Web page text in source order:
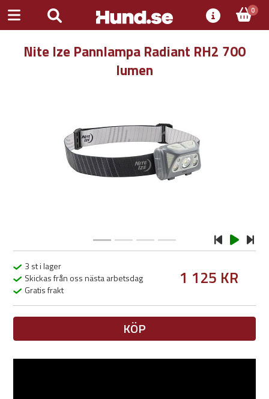
0
Nite Ize Pannlampa Radiant RH2 700
lumen
3 st i lager
Skickas från oss nästa arbetsdag
Gratis frakt
1 125 KR
KÖP